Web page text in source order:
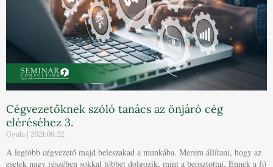
Cégvezetőknek szóló tanács az önjáró cég
eléréséhez 3.
Gyula 2021.09.22.
A legtöbb cégvezető majd beleszakad a munkába. Merem állítani, hogy az
esetek nagy részében sokkal többet dolgozik, mint a beosztottai. Ennek a fő